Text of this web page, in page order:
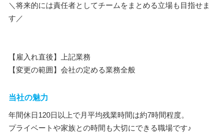
＼将来的には責任者としてチームをまとめる立場も目指せま
す／
【雇入れ直後】上記業務
【変更の範囲】会社の定める業務全般
当社の魅力
年間休日120日以上で月平均残業時間は約7時間程度。
プライベートや家族との時間も大切にできる職場です♪